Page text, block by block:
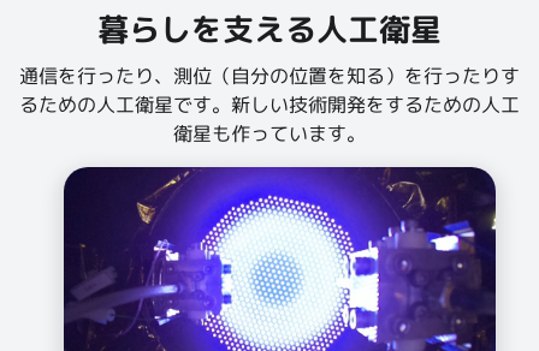
暮らしを支える人工衛星
通信を行ったり、測位（自分の位置を知る）を行ったりす
るための人工衛星です。新しい技術開発をするための人工
衛星も作っています。